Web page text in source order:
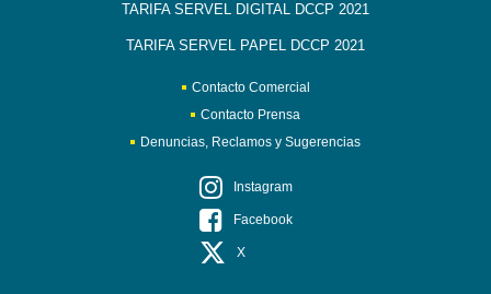
TARIFA SERVEL DIGITAL DCCP 2021
TARIFA SERVEL PAPEL DCCP 2021
Contacto Comercial
Contacto Prensa
Denuncias, Reclamos y Sugerencias
Instagram
Facebook
X